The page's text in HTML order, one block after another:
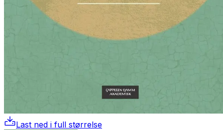
Last ned i full størrelse